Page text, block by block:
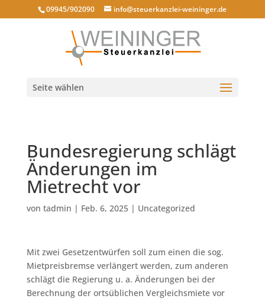
09945/902090 info@steuerkanzlei-weininger.de
Seite wählen
Bundesregierung schlägt
Änderungen im
Mietrecht vor
von tadmin | Feb. 6, 2025| Uncategorized
Mit zwei Gesetzentwürfen soll zum einen die sog.
Mietpreisbremse verlängert werden, zum anderen
schlägt die Regierung u. a. Änderungen bei der
Berechnung der ortsüblichen Vergleichsmiete vor